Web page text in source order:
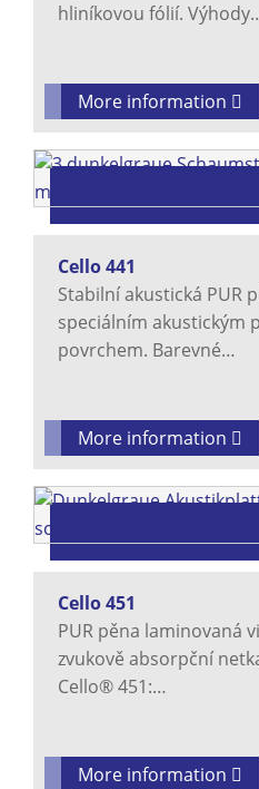
hliníkovou fólií.
More information
Cello 441
Stabilní akustická PUR
speciálním akustickým
povrchem. Barevné…
More information
Cello 451
PUR pěna laminovaná
zvukově absorpční
Cello® 451:…
More information